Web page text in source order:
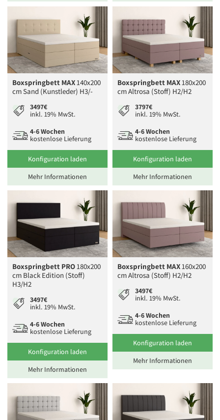
Boxspringbett MAX140x200
cm Sand (Kunstleder) H3/-
3497€
inkl. 19% MwSt.
4-6 Wochen
kostenlose Lieferung
Konfiguration laden
Mehr Informationen
Boxspringbett MAX180x200
cm Altrosa (Stoff) H2/H2
3797€
inkl. 19% MwSt.
4-6 Wochen
kostenlose Lieferung
Konfiguration laden
Mehr Informationen
Boxspringbett PRO180x200
cm Black Edition (Stoff)
H3/H2
3497€
inkl. 19% MwSt.
4-6 Wochen
kostenlose Lieferung
Konfiguration laden
Mehr Informationen
Boxspringbett MAX160x200
cm Altrosa (Stoff) H2/H2
3497€
inkl. 19% MwSt.
4-6 Wochen
kostenlose Lieferung
Konfiguration laden
Mehr Informationen